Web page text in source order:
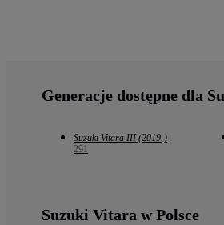
Generacje dostępne dla
Suzuki Vitara III (2019-)
291
Suzuki Vitara w Polsce